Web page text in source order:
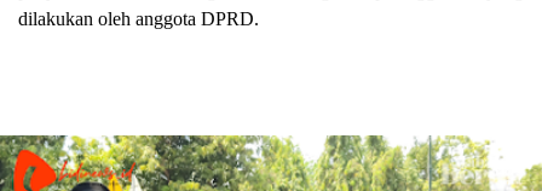
dilakukan oleh anggota DPRD.